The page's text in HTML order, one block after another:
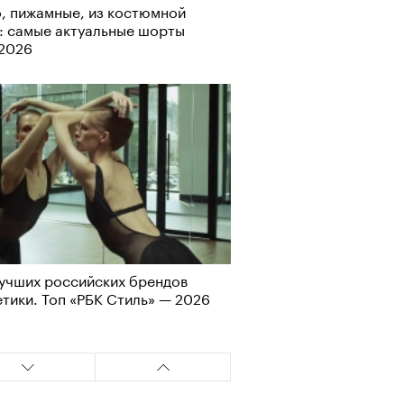
пижамные, из костюмной
самые актуальные шорты
российских брендов
Топ «РБК Стиль» — 2026
Altman Talks: «Умение
— это освобождающая
ли человек прожить 180 лет:
Станислав Скакун